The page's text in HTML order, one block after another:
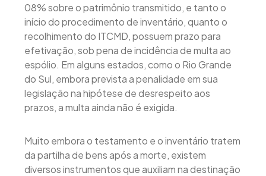
08% sobre o patrimônio transmitido, e tanto o
início do procedimento de inventário, quanto o
recolhimento do ITCMD, possuem prazo para
efetivação, sob pena de incidência de multa ao
espólio. Em alguns estados, como o Rio Grande
do Sul, embora prevista a penalidade em sua
legislação na hipótese de desrespeito aos
prazos, a multa ainda não é exigida.
Muito embora o testamento e o inventário tratem
da partilha de bens após a morte, existem
diversos instrumentos que auxiliam na destinação